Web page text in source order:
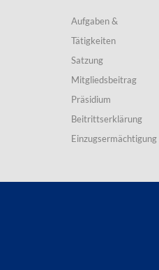
Aufgaben &
Tätigkeiten
Satzung
Mitgliedsbeitrag
Präsidium
Beitrittserklärung
Einzugsermächtigung